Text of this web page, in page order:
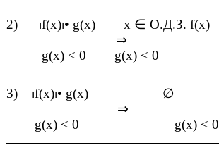
2) ⏐f(x)⏐• g(x) x ∈ О.Д.З. f(x)
⇒
g(x) < 0 g(x) < 0
3) ⏐f(x)⏐• g(x) ∅
⇒
g(x) < 0 g(x) < 0